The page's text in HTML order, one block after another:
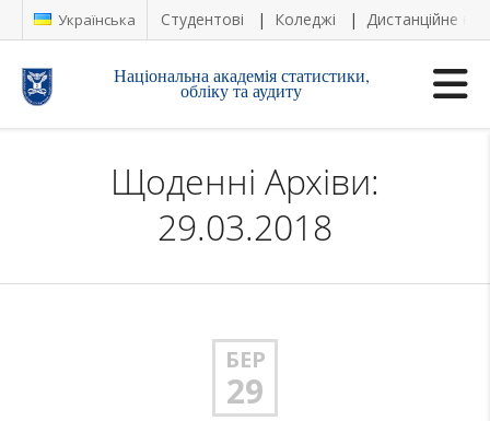
Українська Студентові Коледжі Дистанційне
Національна академія статистики,
обліку та аудиту
Щоденні Архіви:
29.03.2018
БЕР
29